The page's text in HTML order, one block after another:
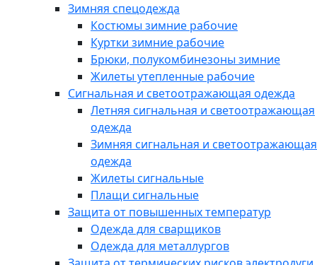
Зимняя спецодежда
Костюмы зимние рабочие
Куртки зимние рабочие
Брюки, полукомбинезоны зимние
Жилеты утепленные рабочие
Сигнальная и светоотражающая одежда
Летняя сигнальная и светоотражающая
одежда
Зимняя сигнальная и светоотражающая
одежда
Жилеты сигнальные
Плащи сигнальные
Защита от повышенных температур
Одежда для сварщиков
Одежда для металлургов